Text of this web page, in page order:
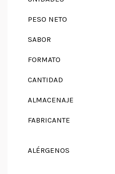
PESO NETO
SABOR
FORMATO
CANTIDAD
ALMACENAJE
FABRICANTE
ALÉRGENOS